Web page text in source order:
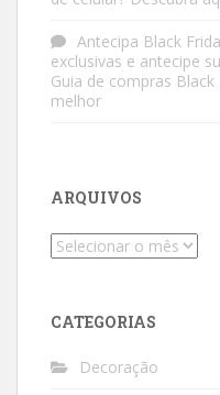
Antecipa Black
exclusivas e antecipe
Guia de compras
melhor
ARQUIVOS
Arquivos
CATEGORIAS
Decoração